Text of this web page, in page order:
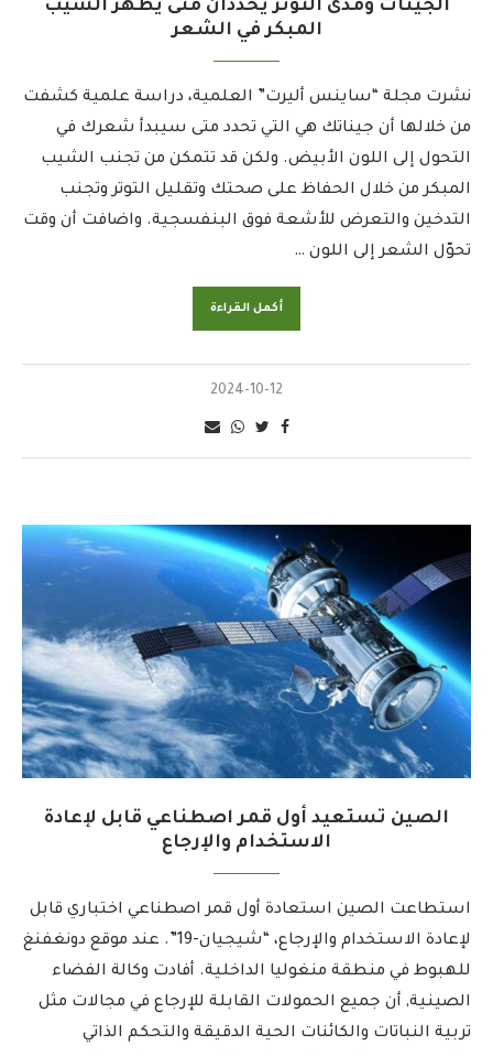
الجينات ومدى التوتر يُحددان متى يظهر الشيب
المبكر في الشعر
نشرت مجلة “ساينس أليرت” العلمية، دراسة علمية كشفت
من خلالها أن جيناتك هي التي تحدد متى سيبدأ شعرك في
التحول إلى اللون الأبيض. ولكن قد تتمكن من تجنب الشيب
المبكر من خلال الحفاظ على صحتك وتقليل التوتر وتجنب
التدخين والتعرض للأشعة فوق البنفسجية. واضافت أن وقت
تحوّل الشعر إلى اللون …
أكمل القراءة
2024-10-12
الصين تستعيد أول قمر اصطناعي قابل لإعادة
الاستخدام والإرجاع
استطاعت الصين استعادة أول قمر اصطناعي اختباري قابل
لإعادة الاستخدام والإرجاع، “شيجيان-19”. عند موقع دونغفنغ
للهبوط في منطقة منغوليا الداخلية. أفادت وكالة الفضاء
الصينية, أن جميع الحمولات القابلة للإرجاع في مجالات مثل
تربية النباتات والكائنات الحية الدقيقة والتحكم الذاتي